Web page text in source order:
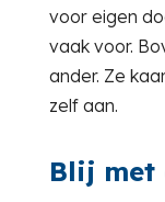
voor eigen
vaak voor.
ander. Ze
zelf aan.
Blij met